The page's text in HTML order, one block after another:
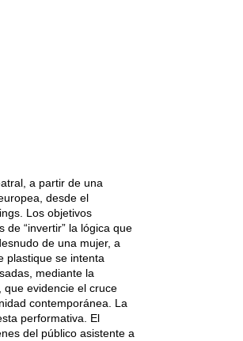
a partir de una
desde el
Los objetivos
de “invertir” la lógica que
de una mujer, a
plastique se intenta
mediante la
evidencie el cruce
contemporánea. La
performativa. El
del público asistente a